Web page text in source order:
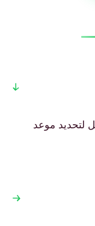
لتحديد موعد